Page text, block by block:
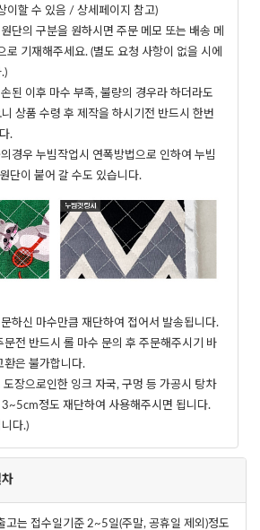
이할 수 있음 / 상세페이지 참고)
단의 구분을 원하시면 주문 메모 또는 배송 메
로 기재해주세요. (별도 요청 사항이 없을 시에
된 이후 마수 부족, 불량의 경우라 하더라도
상품 수령 후 제작을 하시기전 반드시 한번
.
경우 누빔작업시 연폭방법으로 인하여 누빔
단이 붙어 갈 수도 있습니다.
하신 마수만큼 재단하여 접어서 발송됩니다.
문전 반드시 롤 마수 문의 후 주문해주시기 바
환은 불가합니다.
장으로인한 잉크 자국, 구멍 등 가공시 탕차
정도 재단하여 사용해주시면 됩니다.
다.)
차
고는 접수일기준 2~5일(주말, 공휴일 제외)정도